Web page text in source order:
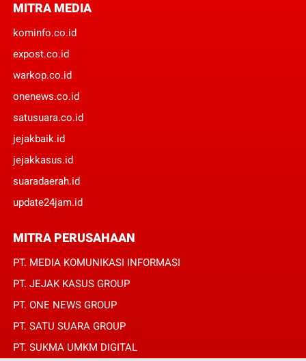
MITRA MEDIA
kominfo.co.id
expost.co.id
warkop.co.id
onenews.co.id
satusuara.co.id
jejakbaik.id
jejakkasus.id
suaradaerah.id
update24jam.id
MITRA PERUSAHAAN
PT. MEDIA KOMUNIKASI INFORMASI
PT. JEJAK KASUS GROUP
PT. ONE NEWS GROUP
PT. SATU SUARA GROUP
PT. SUKMA UMKM DIGITAL